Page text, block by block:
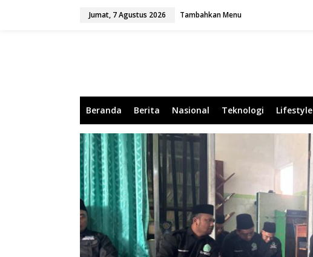
Jumat, 7 Agustus 2026 Tambahkan Menu
Beranda Berita Nasional Teknologi Lifestyle